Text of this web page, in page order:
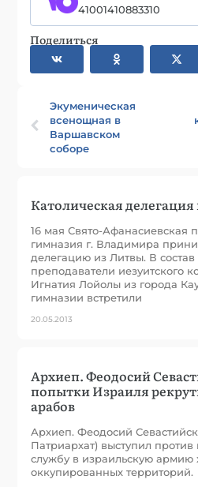
41001410883310
Поделиться
Экуменическая
всенощная в
Варшавском
соборе
Католическая
16 мая Свято-Афанасиевская
гимназия г. Владимира
делегацию из Литвы. В
преподаватели иезуитского
Игнатия Лойолы из города
гимназии встретили
20.05.2013
Архиеп. Феодосий
попытки Израиля
арабов
Архиеп. Феодосий
Патриархат) выступил
службу в израильскую армию
оккупированных территорий.